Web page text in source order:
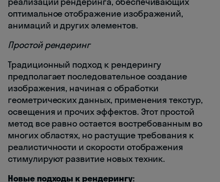
оптимальное отображение изображений,
анимаций и других элементов.
Простой рендеринг
Традиционный подход к рендерингу
предполагает последовательное создание
изображения, начиная с обработки
геометрических данных, применения текстур,
освещения и прочих эффектов. Этот простой
метод все равно остается востребованным во
многих областях, но растущие требования к
реалистичности и скорости отображения
стимулируют развитие новых техник.
Новые подходы к рендерингу: